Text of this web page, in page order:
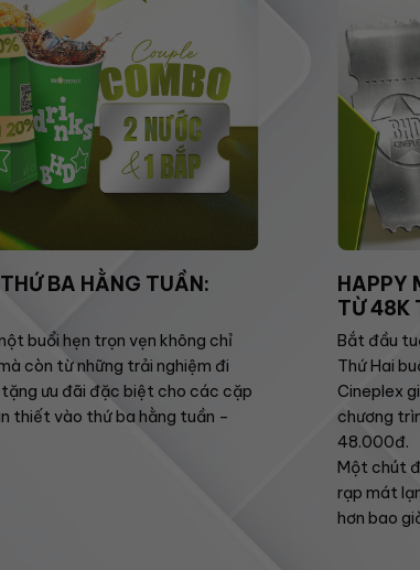
BA HẰNG TUẦN:
buổi hẹn trọn vẹn không chỉ
còn từ những trải nghiệm đi
tặng ưu đãi đặc biệt cho các cặp
thiết vào thứ ba hằng tuần –
HAPPY
TỪ 48K
Bắt đầu
Thứ Hai
Cineplex
chương
48.000đ.
Một chút
rạp mát
hơn bao